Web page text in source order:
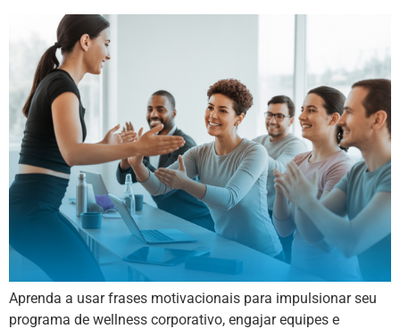
Aprenda a usar frases motivacionais para impulsionar seu
programa de wellness corporativo, engajar equipes e